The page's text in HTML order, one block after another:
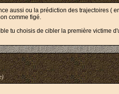
aussi ou la prédiction des trajectoires (
comme figé.
tu choisis de cibler la première victime